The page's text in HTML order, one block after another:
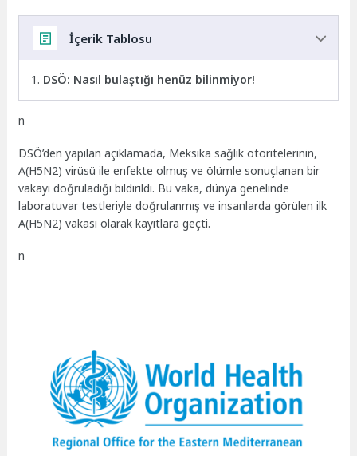
İçerik Tablosu
DSÖ: Nasıl bulaştığı henüz bilinmiyor!
n
DSÖ’den yapılan açıklamada, Meksika sağlık otoritelerinin,
A(H5N2) virüsü ile enfekte olmuş ve ölümle sonuçlanan bir
vakayı doğruladığı bildirildi. Bu vaka, dünya genelinde
laboratuvar testleriyle doğrulanmış ve insanlarda görülen ilk
A(H5N2) vakası olarak kayıtlara geçti.
n